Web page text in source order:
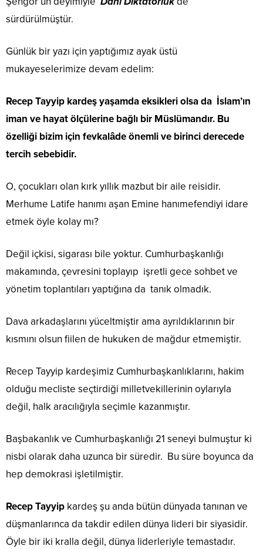
sürdürülmüştür.
Günlük bir yazı için yaptığımız ayak üstü
mukayeselerimize devam edelim:
Recep Tayyip kardeş yaşamda eksikleri olsa da İslam’ın
iman ve hayat ölçülerine bağlı bir Müslümandır. Bu
özelliği bizim için fevkalâde önemli ve birinci derecede
tercih sebebidir.
O, çocukları olan kırk yıllık mazbut bir aile reisidir.
Merhume Latife hanımı aşan Emine hanımefendiyi idare
etmek öyle kolay mı?
Değil içkisi, sigarası bile yoktur. Cumhurbaşkanlığı
makamında, çevresini toplayıp işretli gece sohbet ve
yönetim toplantıları yaptığına da tanık olmadık.
Dava arkadaşlarını yüceltmiştir ama ayrıldıklarının bir
kısmını olsun fiilen de hukuken de mağdur etmemiştir.
Recep Tayyip kardeşimiz Cumhurbaşkanlıklarını, hakim
olduğu mecliste seçtirdiği milletvekillerinin oylarıyla
değil, halk aracılığıyla seçimle kazanmıştır.
Başbakanlık ve Cumhurbaşkanlığı 21 seneyi bulmuştur ki
nisbi olarak daha uzunca bir süredir. Bu süre boyunca da
hep demokrasi işletilmiştir.
Recep Tayyip kardeş şu anda bütün dünyada tanınan ve
düşmanlarınca da takdir edilen dünya lideri bir siyasidir.
Öyle bir iki kralla değil, dünya liderleriyle temastadır.